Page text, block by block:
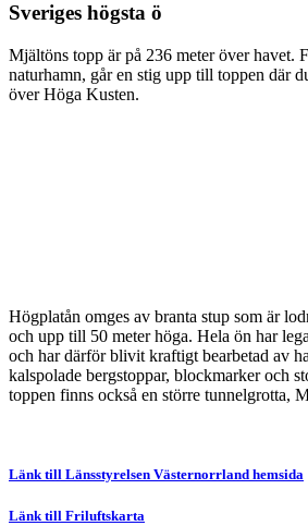
Sveriges högsta ö
Mjältöns topp är på 236 meter över havet.
naturhamn, går en stig upp till toppen där
över Höga Kusten.
Högplatån omges av branta stup som är
och upp till 50 meter höga. Hela ön har
och har därför blivit kraftigt bearbetad av
kalspolade bergstoppar, blockmarker och
toppen finns också en större tunnelgrotta,
Länk till Länsstyrelsen Västernorrland hemsida
Länk till Friluftskarta